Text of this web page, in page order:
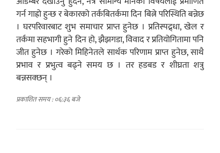
गर्न गाह्रो हुन्छ र बेकारको तर्कबितर्कमा दिन बित्ने परिस्थिति बन्नेछ
। घरपरिवारबाट शुभ समाचार प्राप्त हुनेछ । प्रतिस्पद्र्धा, खेल र
तर्कमा सहभागी हुने दिन हो, झैझगडा, विवाद र प्रतियोगितामा पनि
जीत हुनेछ । गरेको मिहिनेतले सार्थक परिणाम प्राप्त हुनेछ, साथै
प्रभाव र प्रभुत्व बढ्ने समय छ । तर हडबड र शीघ्रता शत्रु
बन्नसक्छन् ।
प्रकाशित समय : ०६:३६ बजे